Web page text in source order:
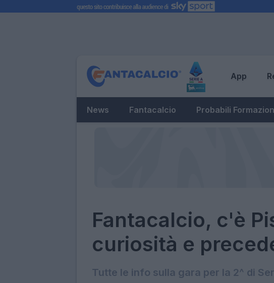
App
News Fantacalcio Probabili
Fantacalcio, c'è
curiosità e
Tutte le info sulla gara per la 2^ di